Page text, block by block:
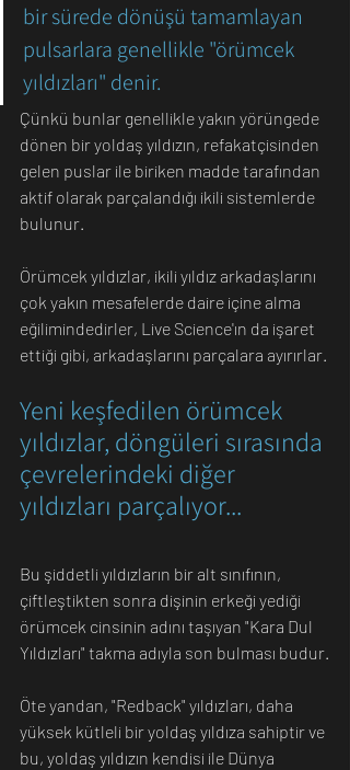
bir sürede dönüşü tamamlayan
pulsarlara genellikle "örümcek
yıldızları" denir.
Çünkü bunlar genellikle yakın yörüngede
dönen bir yoldaş yıldızın, refakatçisinden
gelen puslar ile biriken madde tarafından
aktif olarak parçalandığı ikili sistemlerde
bulunur.
Örümcek yıldızlar, ikili yıldız arkadaşlarını
çok yakın mesafelerde daire içine alma
eğilimindedirler, Live Science'ın da işaret
ettiği gibi, arkadaşlarını parçalara ayırırlar.
Yeni keşfedilen örümcek
yıldızlar, döngüleri sırasında
çevrelerindeki diğer
yıldızları parçalıyor...
Bu şiddetli yıldızların bir alt sınıfının,
çiftleştikten sonra dişinin erkeği yediği
örümcek cinsinin adını taşıyan "Kara Dul
Yıldızları" takma adıyla son bulması budur.
Öte yandan, "Redback" yıldızları, daha
yüksek kütleli bir yoldaş yıldıza sahiptir ve
bu, yoldaş yıldızın kendisi ile Dünya